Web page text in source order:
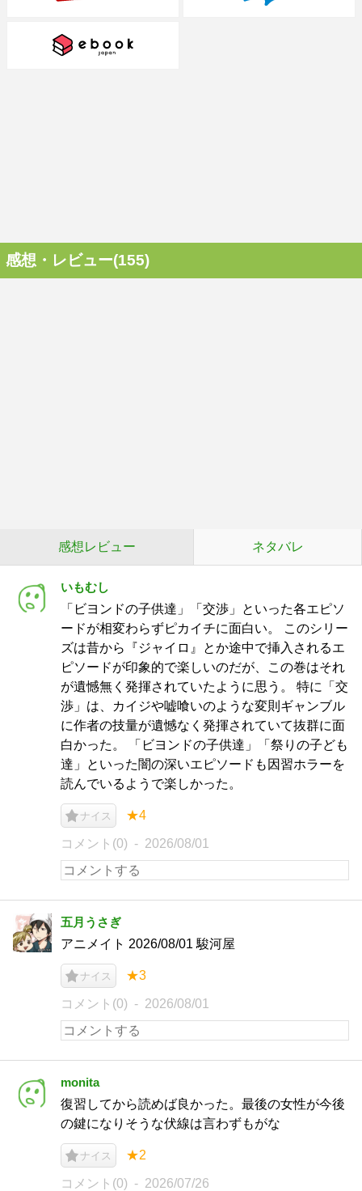
感想・レビュー(155)
感想レビュー ネタバレ
いもむし
「ビヨンドの子供達」「交渉」といった各エピソ
ードが相変わらずピカイチに面白い。 このシリー
ズは昔から『ジャイロ』とか途中で挿入されるエ
ピソードが印象的で楽しいのだが、この巻はそれ
が遺憾無く発揮されていたように思う。 特に「交
渉」は、カイジや嘘喰いのような変則ギャンブル
に作者の技量が遺憾なく発揮されていて抜群に面
白かった。 「ビヨンドの子供達」「祭りの子ども
達」といった闇の深いエピソードも因習ホラーを
読んでいるようで楽しかった。
ナイス ★4
コメント(0) 2026/08/01
五月うさぎ
アニメイト 2026/08/01 駿河屋
ナイス ★3
コメント(0) 2026/08/01
monita
復習してから読めば良かった。最後の女性が今後
の鍵になりそうな伏線は言わずもがな
ナイス ★2
コメント(0) 2026/07/26